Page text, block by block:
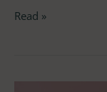
Read »